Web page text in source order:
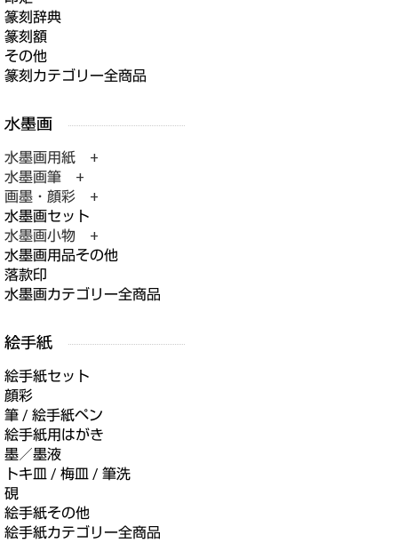
篆刻辞典
篆刻額
その他
篆刻カテゴリー全商品
水墨画用紙 +
水墨画筆 +
画墨・顔彩 +
水墨画セット
水墨画小物 +
水墨画用品その他
落款印
水墨画カテゴリー全商品
絵手紙セット
顔彩
筆 / 絵手紙ペン
絵手紙用はがき
墨／墨液
トキ皿 / 梅皿 / 筆洗
硯
絵手紙その他
絵手紙カテゴリー全商品